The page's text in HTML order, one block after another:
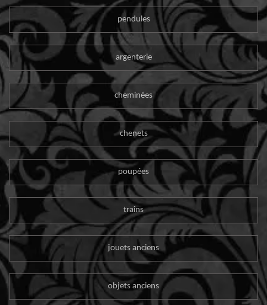
pendules
argenterie
cheminées
chenets
poupées
trains
jouets anciens
objets anciens